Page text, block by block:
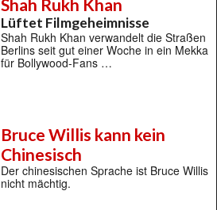
Shah Rukh Khan
Lüftet Filmgeheimnisse
Shah Rukh Khan verwandelt die Straßen
Berlins seit gut einer Woche in ein Mekka
für Bollywood-Fans …
Bruce Willis kann kein
Chinesisch
Der chinesischen Sprache ist Bruce Willis
nicht mächtig.